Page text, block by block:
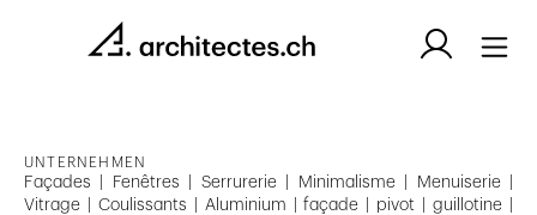
UNTERNEHMEN
Façades | Fenêtres | Serrurerie | Minimalisme | Menuiserie |
Vitrage | Coulissants | Aluminium | façade | pivot | guillotine |